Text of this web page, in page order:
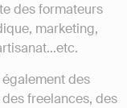
des formateurs
marketing,
des
freelances, des